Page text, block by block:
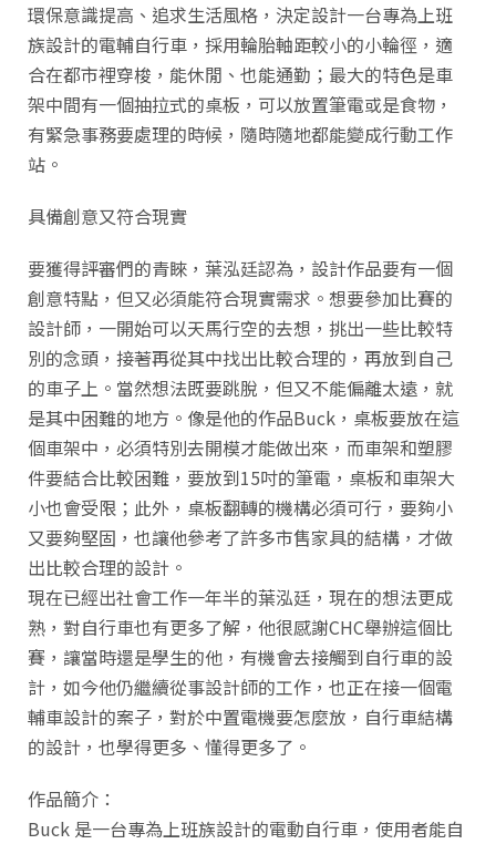
環保意識提高、追求生活風格，決定設計一台專為上班
族設計的電輔自行車，採用輪胎軸距較小的小輪徑，適
合在都市裡穿梭，能休閒、也能通勤；最大的特色是車
架中間有一個抽拉式的桌板，可以放置筆電或是食物，
有緊急事務要處理的時候，隨時隨地都能變成行動工作
站。
具備創意又符合現實
要獲得評審們的青睞，葉泓廷認為，設計作品要有一個
創意特點，但又必須能符合現實需求。想要參加比賽的
設計師，一開始可以天馬行空的去想，挑出一些比較特
別的念頭，接著再從其中找出比較合理的，再放到自己
的車子上。當然想法既要跳脫，但又不能偏離太遠，就
是其中困難的地方。像是他的作品Buck，桌板要放在這
個車架中，必須特別去開模才能做出來，而車架和塑膠
件要結合比較困難，要放到15吋的筆電，桌板和車架大
小也會受限；此外，桌板翻轉的機構必須可行，要夠小
又要夠堅固，也讓他參考了許多市售家具的結構，才做
出比較合理的設計。
現在已經出社會工作一年半的葉泓廷，現在的想法更成
熟，對自行車也有更多了解，他很感謝CHC舉辦這個比
賽，讓當時還是學生的他，有機會去接觸到自行車的設
計，如今他仍繼續從事設計師的工作，也正在接一個電
輔車設計的案子，對於中置電機要怎麼放，自行車結構
的設計，也學得更多、懂得更多了。
作品簡介：
Buck 是一台專為上班族設計的電動自行車，使用者能自